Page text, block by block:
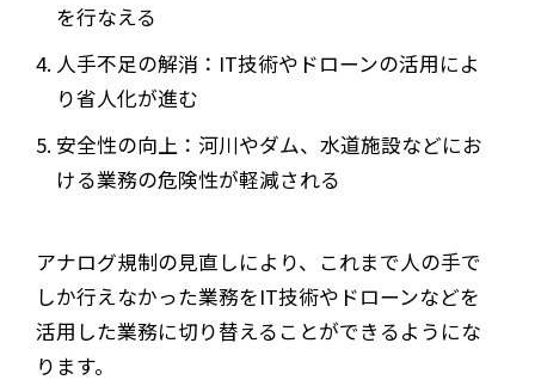
を行なえる
人手不足の解消：IT技術やドローンの活用によ
り省人化が進む
安全性の向上：河川やダム、水道施設などにお
ける業務の危険性が軽減される
アナログ規制の見直しにより、これまで人の手で
しか行えなかった業務をIT技術やドローンなどを
活用した業務に切り替えることができるようにな
ります。